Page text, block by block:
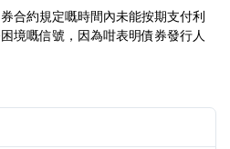
合約規定嘅時間內未能按期支付利
境嘅信號，因為咁表明債券發行人